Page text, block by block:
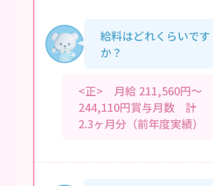
給料はどれくらいです
か？
<正> 月給 211,560円～
244,110円賞与月数 計
2.3ヶ月分（前年度実績）